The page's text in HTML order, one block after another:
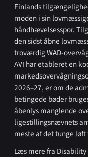
Finlands
moden i sin
håndhævelsesspor.
den sidst åbne
troværdig WAD-
AVI har etableret en
2026–27, er om de
betingede bøder
åbenlys manglende
ligestillingsnævnets
meste af det tunge
Læs mere fra